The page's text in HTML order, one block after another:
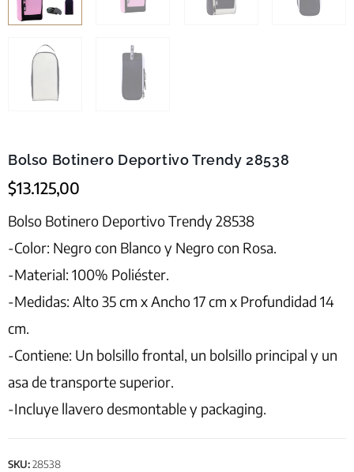
Bolso Botinero Deportivo Trendy 28538
$13.125,00
Bolso Botinero Deportivo Trendy 28538
-Color: Negro con Blanco y Negro con Rosa.
-Material: 100% Poliéster.
-Medidas: Alto 35 cm x Ancho 17 cm x Profundidad 14
cm.
-Contiene: Un bolsillo frontal, un bolsillo principal y un
asa de transporte superior.
-Incluye llavero desmontable y packaging.
SKU:28538